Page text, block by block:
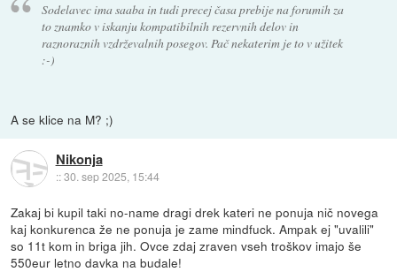
Sodelavec ima saaba in tudi precej časa prebije na forumih za
to znamko v iskanju kompatibilnih rezervnih delov in
raznoraznih vzdrževalnih posegov. Pač nekaterim je to v užitek
:-)
A se klice na M? ;)
Nikonja
::30. sep 2025, 15:44
Zakaj bi kupil taki no-name dragi drek kateri ne ponuja nič novega
kaj konkurenca že ne ponuja je zame mindfuck. Ampak ej "uvalili"
so 11t kom in briga jih. Ovce zdaj zraven vseh troškov imajo še
550eur letno davka na budale!